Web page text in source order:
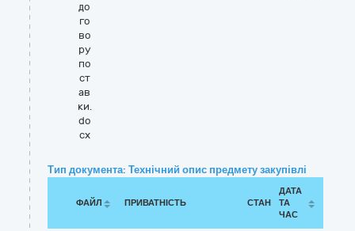
до
го
во
ру
по
ст
ав
ки.
do
cx
Тип документа: Технічний опис предмету закупівлі
ФАЙЛ ПРИВАТНІСТЬ СТАН
ДАТА
ТА
ЧАС